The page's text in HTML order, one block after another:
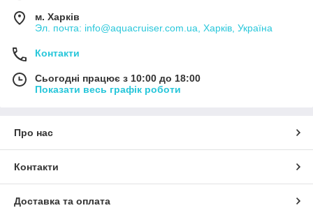
м. Харків
Эл. почта: info@aquacruiser.com.ua, Харків, Україна
Контакти
Сьогодні працює з 10:00 до 18:00
Показати весь графік роботи
Про нас
Контакти
Доставка та оплата